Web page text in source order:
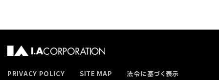
PRIVACY POLICY SITE MAP 法令に基づく表示